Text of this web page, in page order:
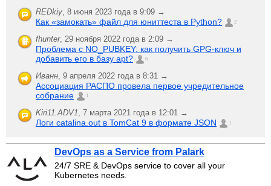
REDkiy, 8 июня 2023 года в 9:09 →
Как «замокать» файл для юниттеста в Python? 2
fhunter, 29 ноября 2022 года в 2:09 →
Проблема с NO_PUBKEY: как получить GPG-ключ и
добавить его в базу apt?
6
Иванн, 9 апреля 2022 года в 8:31 →
Ассоциация РАСПО провела первое учредительное
собрание
1
Kiri11.ADV1, 7 марта 2021 года в 12:01 →
Логи catalina.out в TomCat 9 в формате JSON 1
DevOps as a Service from Palark
24/7 SRE & DevOps service to cover all your
Kubernetes needs.